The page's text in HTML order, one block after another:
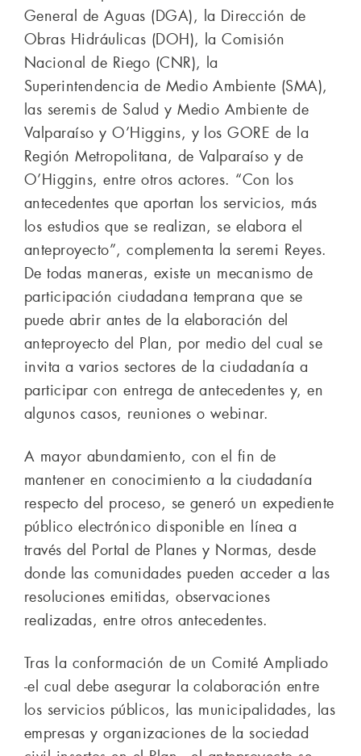
General de Aguas (DGA), la Dirección de
Obras Hidráulicas (DOH), la Comisión
Nacional de Riego (CNR), la
Superintendencia de Medio Ambiente (SMA),
las seremis de Salud y Medio Ambiente de
Valparaíso y O’Higgins, y los GORE de la
Región Metropolitana, de Valparaíso y de
O’Higgins, entre otros actores. “Con los
antecedentes que aportan los servicios, más
los estudios que se realizan, se elabora el
anteproyecto”, complementa la seremi Reyes.
De todas maneras, existe un mecanismo de
participación ciudadana temprana que se
puede abrir antes de la elaboración del
anteproyecto del Plan, por medio del cual se
invita a varios sectores de la ciudadanía a
participar con entrega de antecedentes y, en
algunos casos, reuniones o webinar.
A mayor abundamiento, con el fin de
mantener en conocimiento a la ciudadanía
respecto del proceso, se generó un expediente
público electrónico disponible en línea a
través del Portal de Planes y Normas, desde
donde las comunidades pueden acceder a las
resoluciones emitidas, observaciones
realizadas, entre otros antecedentes.
Tras la conformación de un Comité Ampliado
-el cual debe asegurar la colaboración entre
los servicios públicos, las municipalidades, las
empresas y organizaciones de la sociedad